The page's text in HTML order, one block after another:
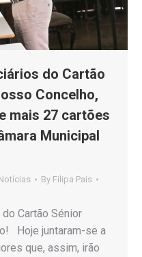
do Cartão
Concelho,
mais 27 cartões
Municipal
By Filipa Pais
Cartão Sénior
Hoje juntaram-se a
que, assim, irão